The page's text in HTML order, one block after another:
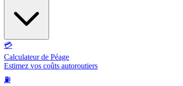
💳
Calculateur de Péage
Estimez vos coûts autoroutiers
⛽